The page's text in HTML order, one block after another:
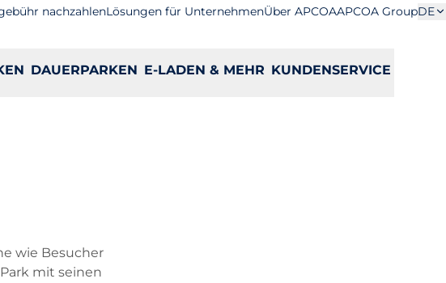
nachzahlenLösungen für UnternehmenÜber APCOAAPCOA GroupDE
DAUERPARKEN E-LADEN & MEHR KUNDENSERVICE
wie Besucher
mit seinen